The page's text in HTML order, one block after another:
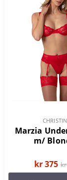
Marzia
m/
kr 375